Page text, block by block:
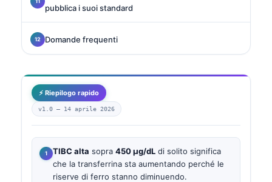
pubblica i suoi standard
Domande frequenti
⚡ Riepilogo rapido
v1.0 — 14 aprile 2026
TIBC alta sopra 450 µg/dL di solito significa
che la transferrina sta aumentando perché le
riserve di ferro stanno diminuendo.